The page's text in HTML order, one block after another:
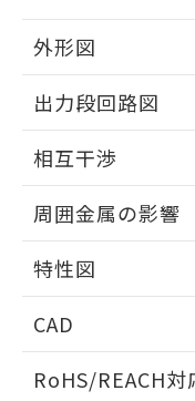
外形図
外形図
出力段回路図
出力段回路図
相互干渉
相互干渉
周囲金属の影響
周囲金属の影響
特性図
検出物体の大きさと材
CAD
ドすることができ
RoHS/REACH対
引・商
※当社の
の共同利
用者の
とができます
EU RoHS指令
※本証明書は
るもので、過
ものではあり
物質の対応
荷製品に未対
欄に対応日を
既に当社にて
していること
合意す